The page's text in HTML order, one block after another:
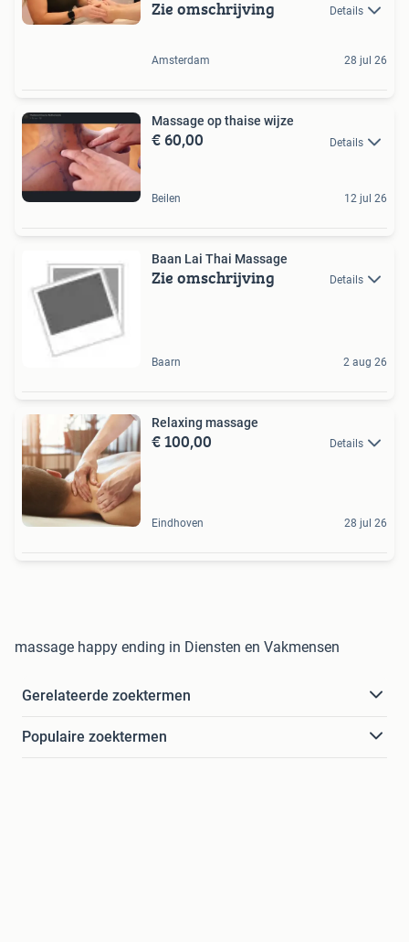
Zie omschrijving Details
Amsterdam 28 jul 26
Massage op thaise wijze
€ 60,00 Details
Beilen 12 jul 26
Baan Lai Thai Massage
Zie omschrijving Details
Baarn 2 aug 26
Relaxing massage
€ 100,00 Details
Eindhoven 28 jul 26
massage happy ending in Diensten en Vakmensen
Gerelateerde zoektermen
Populaire zoektermen